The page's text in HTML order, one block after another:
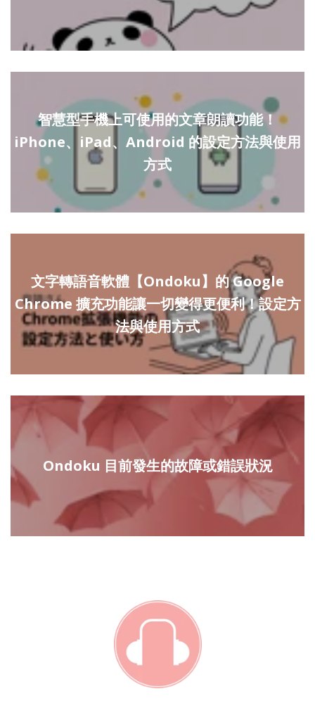
智慧型手機上可使用的文章朗讀功能！
iPhone、iPad、Android 的設定方法與使用
方式
文字轉語音軟體【Ondoku】的 Google
Chrome 擴充功能讓一切變得更便利！設定方
法與使用方式
Ondoku 目前發生的故障或錯誤狀況